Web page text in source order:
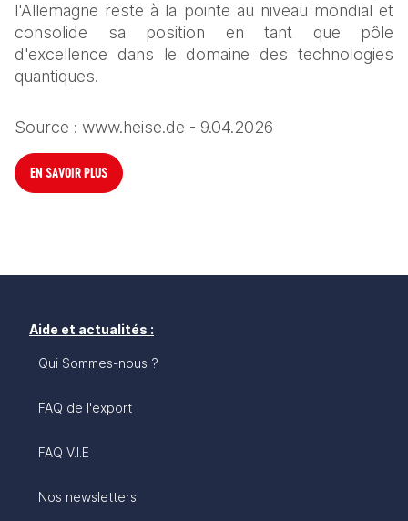
l'Allemagne reste à la pointe au niveau mondial et
consolide sa position en tant que pôle
d'excellence dans le domaine des technologies
quantiques.
Source : www.heise.de - 9.04.2026
EN SAVOIR PLUS
Aide et actualités :
Qui Sommes-nous ?
FAQ de l'export
FAQ V.I.E
Nos newsletters